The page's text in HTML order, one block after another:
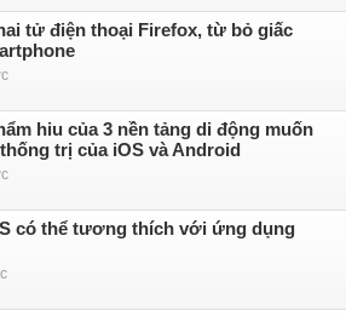
tử điện thoại Firefox, từ bỏ giấc
hiu của 3 nền tảng di động muốn
trị của iOS và Android
có thể tương thích với ứng dụng